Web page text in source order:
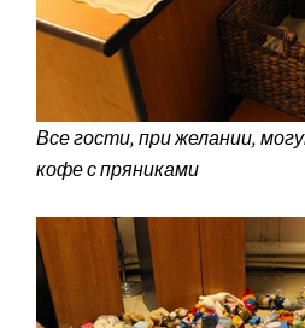
Все гости, при желании,
кофе с пряниками